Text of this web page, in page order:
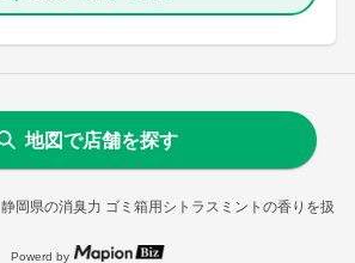
静岡県の消臭力 ゴミ箱用シトラスミントの香りを扱う
地図で店舗を探す
Powerd by